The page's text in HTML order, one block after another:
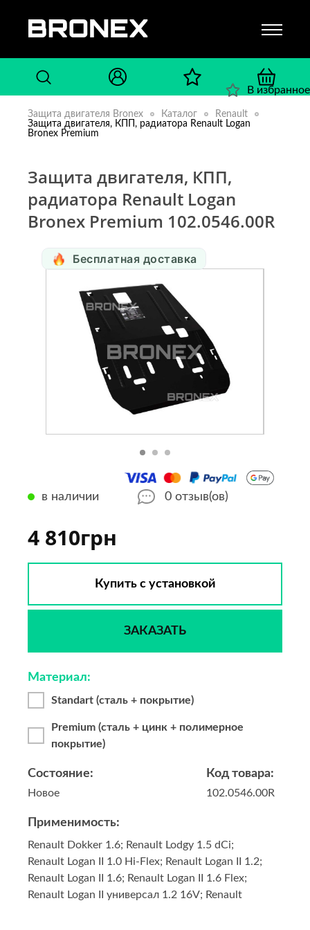
Защита двигателя Bronex Каталог
Renault
Защита двигателя, КПП, радиатора Renault Logan
Bronex Premium
Защита двигателя, КПП,
радиатора Renault Logan
Bronex Premium 102.0546.00R
Бесплатная доставка
4 810грн
В избранное
Купить с установкой
ЗАКАЗАТЬ
в наличии 0 отзыв(ов)
Код товара:
102.0546.00R
Состояние:
Новое
Материал:
Standart (сталь + покрытие)
Premium (сталь + цинк + полимерное
покрытие)
Применимость:
Renault Dokker 1.6; Renault Lodgy 1.5 dCi;
Renault Logan II 1.0 Hi-Flex; Renault Logan II 1.2;
Renault Logan II 1.6; Renault Logan II 1.6 Flex;
Renault Logan II универсал 1.2 16V; Renault